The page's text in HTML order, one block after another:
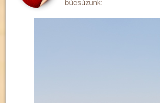
búcsúzunk: